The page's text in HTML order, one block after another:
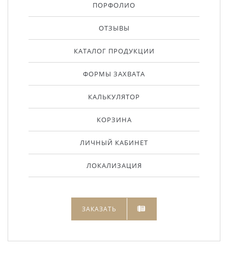
ПОРФОЛИО
ОТЗЫВЫ
КАТАЛОГ ПРОДУКЦИИ
ФОРМЫ ЗАХВАТА
КАЛЬКУЛЯТОР
КОРЗИНА
ЛИЧНЫЙ КАБИНЕТ
ЛОКАЛИЗАЦИЯ
ЗАКАЗАТЬ